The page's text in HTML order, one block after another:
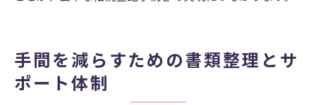
手間を減らすための書類整理とサ
ポート体制